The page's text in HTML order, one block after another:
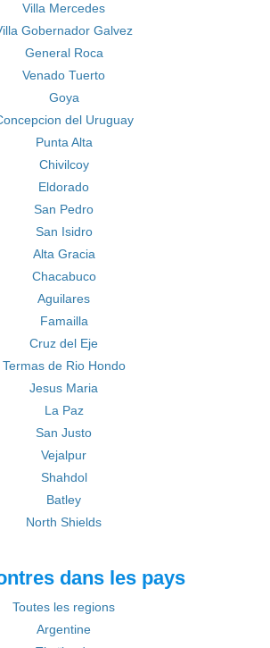
Villa Mercedes
Gobernador Galvez
General Roca
Venado Tuerto
Goya
del Uruguay
Punta Alta
Chivilcoy
Eldorado
San Pedro
San Isidro
Alta Gracia
Chacabuco
Aguilares
Famailla
Cruz del Eje
Termas de Rio Hondo
Jesus Maria
La Paz
San Justo
Vejalpur
Shahdol
Batley
North Shields
dans les pays
Toutes les regions
Argentine